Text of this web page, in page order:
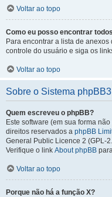
Voltar ao topo
Como eu posso encontrar
Para encontrar a lista de
controle do usuário e siga os
Voltar ao topo
Sobre o Sistema phpBB3
Quem escreveu o phpBB?
Este software (em sua forma
direitos reservados a phpBB
General Public Licence 2 (GPL-
Verifique o link About phpBB
Voltar ao topo
Porque não há a função X?